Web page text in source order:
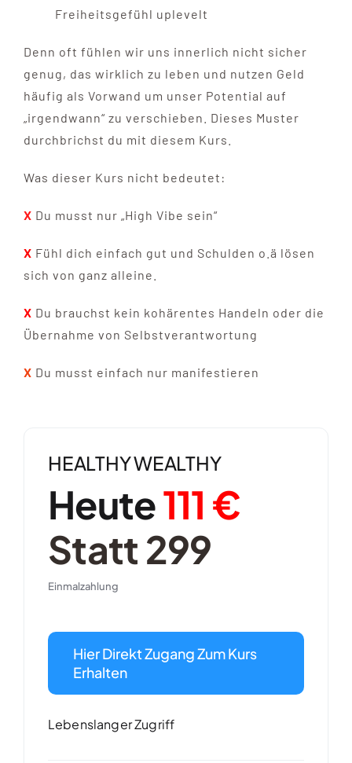
Freiheitsgefühl uplevelt
Denn oft fühlen wir uns innerlich nicht sicher
genug, das wirklich zu leben und nutzen Geld
häufig als Vorwand um unser Potential auf
„irgendwann“ zu verschieben. Dieses Muster
durchbrichst du mit diesem Kurs.
Was dieser Kurs nicht bedeutet:
X Du musst nur „High Vibe sein“
X Fühl dich einfach gut und Schulden o.ä lösen
sich von ganz alleine.
X Du brauchst kein kohärentes Handeln oder die
Übernahme von Selbstverantwortung
X Du musst einfach nur manifestieren
HEALTHY WEALTHY
Heute111 €
Statt 299
Einmalzahlung
Hier Direkt Zugang Zum Kurs
Erhalten
Lebenslanger Zugriff